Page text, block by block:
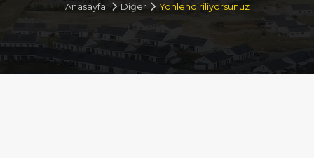
Anasayfa Diğer Yönlendiriliyorsunuz